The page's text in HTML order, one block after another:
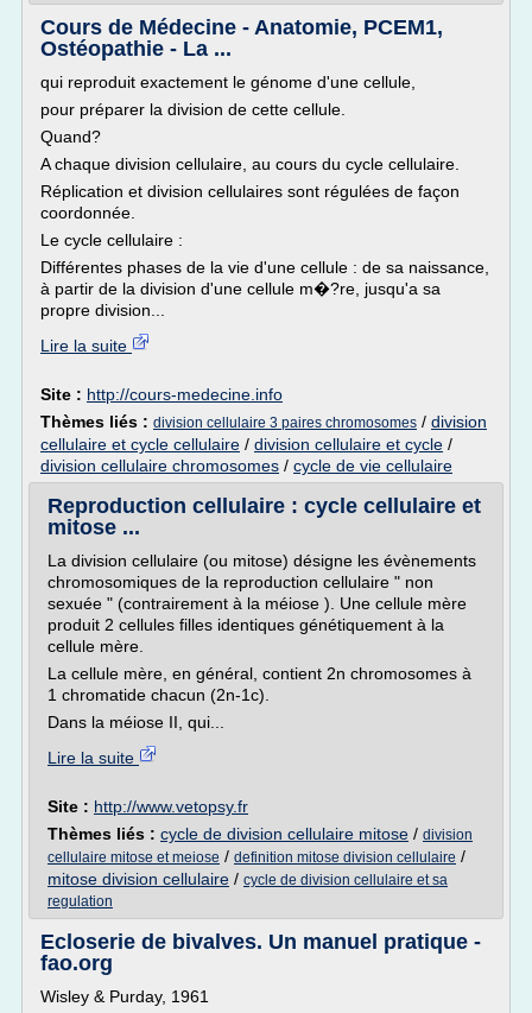
Cours de Médecine - Anatomie, PCEM1,
Ostéopathie - La ...
qui reproduit exactement le génome d'une cellule,
pour préparer la division de cette cellule.
Quand?
A chaque division cellulaire, au cours du cycle cellulaire.
Réplication et division cellulaires sont régulées de façon
coordonnée.
Le cycle cellulaire :
Différentes phases de la vie d'une cellule : de sa naissance,
à partir de la division d'une cellule m�?re, jusqu'a sa
propre division...
Lire la suite
Site : http://cours-medecine.info
Thèmes liés : division cellulaire 3 paires chromosomes / division
cellulaire et cycle cellulaire / division cellulaire et cycle /
division cellulaire chromosomes / cycle de vie cellulaire
Reproduction cellulaire : cycle cellulaire et
mitose ...
La division cellulaire (ou mitose) désigne les évènements
chromosomiques de la reproduction cellulaire " non
sexuée " (contrairement à la méiose ). Une cellule mère
produit 2 cellules filles identiques génétiquement à la
cellule mère.
La cellule mère, en général, contient 2n chromosomes à
1 chromatide chacun (2n-1c).
Dans la méiose II, qui...
Lire la suite
Site : http://www.vetopsy.fr
Thèmes liés : cycle de division cellulaire mitose / division
cellulaire mitose et meiose / definition mitose division cellulaire /
mitose division cellulaire / cycle de division cellulaire et sa
regulation
Ecloserie de bivalves. Un manuel pratique -
fao.org
Wisley & Purday, 1961